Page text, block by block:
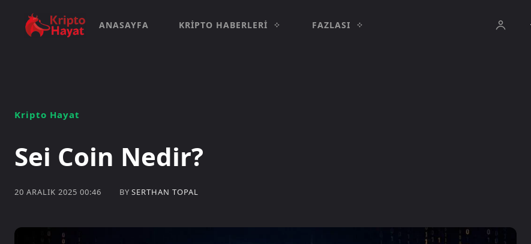
ANASAYFA KRIPTO HABERLERI FAZLASI
Kripto Hayat
Sei Coin Nedir?
20 ARALIK 2025 00:46 BY SERTHAN TOPAL